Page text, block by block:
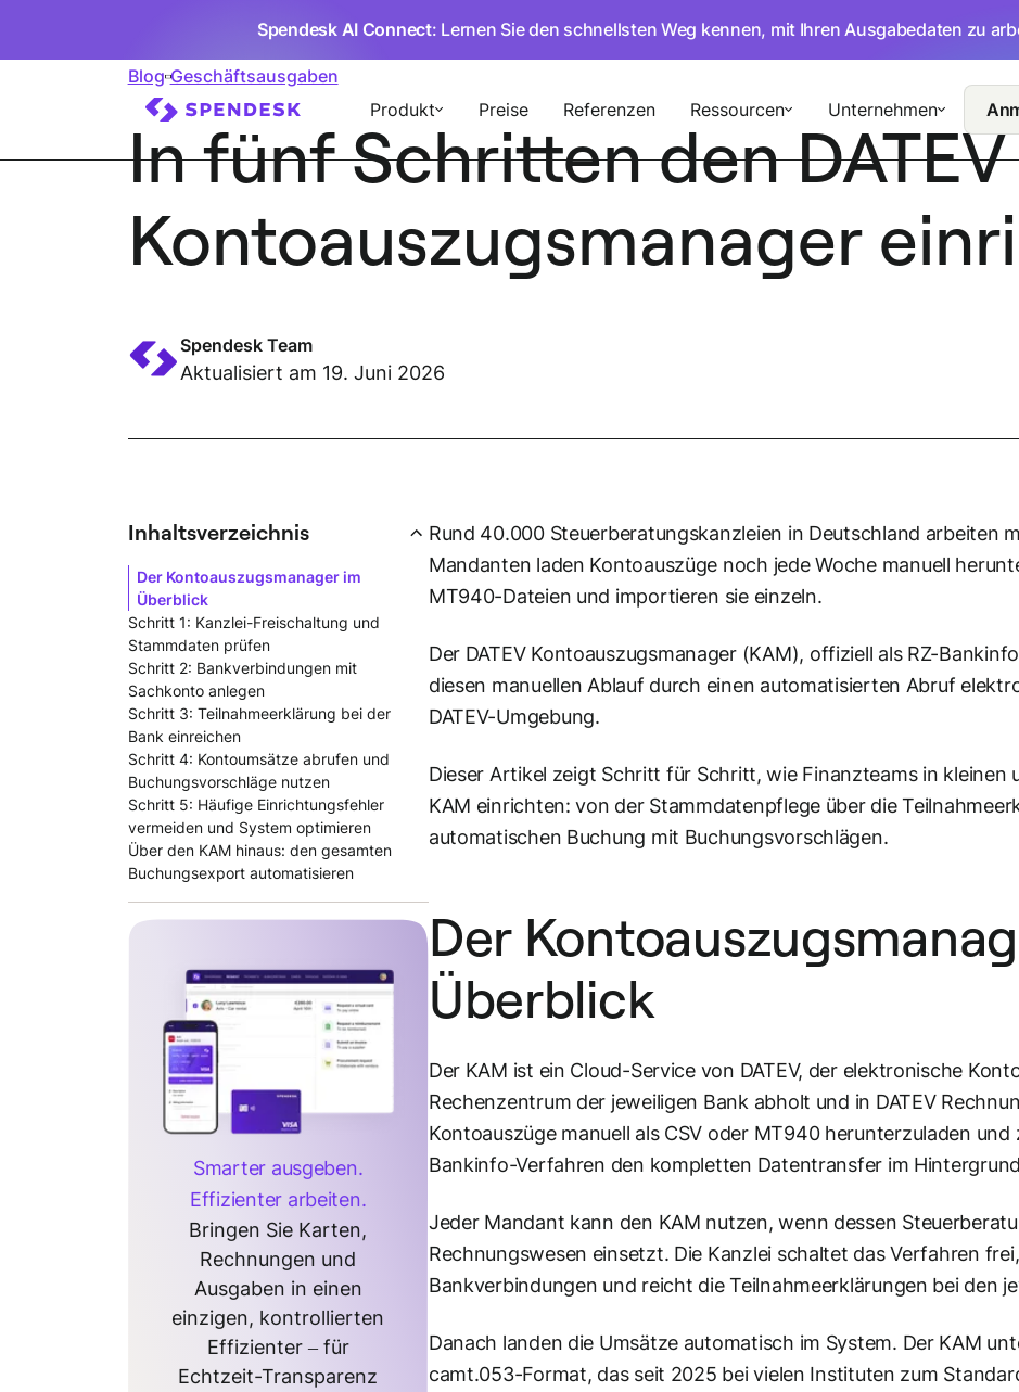
Spendesk AI Connect: Lernen Sie den schnellsten Weg kennen, mit Ihren Ausgabedaten zu
Produkt Preise Referenzen Ressourcen Unternehmen
Blog Geschäftsausgaben
In fünf Schritten den DATEV
Kontoauszugsmanager
Spendesk Team
Aktualisiert am 19. Juni 2026
Rund 40.000 Steuerberatungskanzleien in Deutschland arbeiten
Mandanten laden Kontoauszüge noch jede Woche manuell
MT940-Dateien und importieren sie einzeln.
Der DATEV Kontoauszugsmanager (KAM), offiziell als RZ-
diesen manuellen Ablauf durch einen automatisierten Abruf
DATEV-Umgebung.
Dieser Artikel zeigt Schritt für Schritt, wie Finanzteams in kleinen
KAM einrichten: von der Stammdatenpflege über die
automatischen Buchung mit Buchungsvorschlägen.
Der
Überblick
Der KAM ist ein Cloud-Service von DATEV, der elektronische
Rechenzentrum der jeweiligen Bank abholt und in DATEV
Kontoauszüge manuell als CSV oder MT940 herunterzuladen
Bankinfo-Verfahren den kompletten Datentransfer im
Jeder Mandant kann den KAM nutzen, wenn dessen
Rechnungswesen einsetzt. Die Kanzlei schaltet das Verfahren
Bankverbindungen und reicht die Teilnahmeerklärungen bei den
Danach landen die Umsätze automatisch im System. Der KAM
camt.053-Format, das seit 2025 bei vielen Instituten zum
Inhaltsverzeichnis
Der Kontoauszugsmanager im
Überblick
Schritt 1: Kanzlei-Freischaltung und
Stammdaten prüfen
Schritt 2: Bankverbindungen mit
Sachkonto anlegen
Schritt 3: Teilnahmeerklärung bei der
Bank einreichen
Schritt 4: Kontoumsätze abrufen und
Buchungsvorschläge nutzen
Schritt 5: Häufige Einrichtungsfehler
vermeiden und System optimieren
Über den KAM hinaus: den gesamten
Buchungsexport automatisieren
Smarter ausgeben.
Effizienter arbeiten.
Bringen Sie Karten,
Rechnungen und
Ausgaben in einen
einzigen, kontrollierten
Effizienter – für
Echtzeit-Transparenz